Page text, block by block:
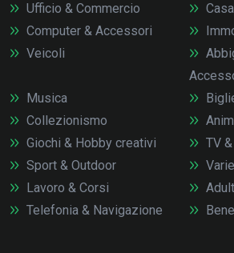
Ufficio & Commercio
Computer & Accessori
Veicoli
Casa
Musica
Collezionismo
Giochi & Hobby creativi
Sport & Outdoor
Lavoro & Corsi
Telefonia & Navigazione
TV
Varie